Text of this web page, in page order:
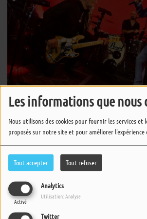
Les informations que nous
Nous utilisons des cookies pour fournir les services et
proposés sur notre site et pour améliorer
Tout accepter Tout refuser
Analytics
Activé
Utilisation: Analyse
Twitter
La Vaguabonde
Thomas Dutronc
Marina Kaye